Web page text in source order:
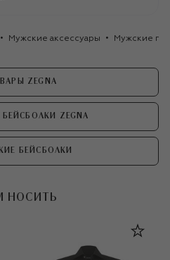
Мужские аксессуары Мужские
ZEGNA
ZEGNA
БЕЙСБОЛКИ
НОСИТЬ